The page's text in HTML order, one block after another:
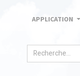
APPLICATION